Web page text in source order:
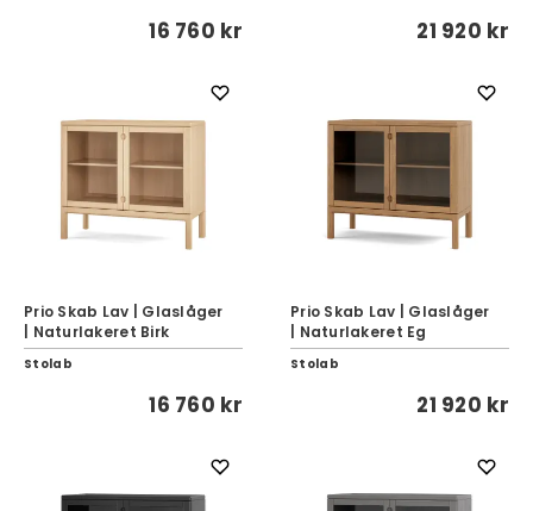
16 760 kr 21 920 kr
Prio Skab Lav | Glaslåger
| Naturlakeret Birk
Stolab
16 760 kr
Prio Skab Lav | Glaslåger
| Naturlakeret Eg
Stolab
21 920 kr